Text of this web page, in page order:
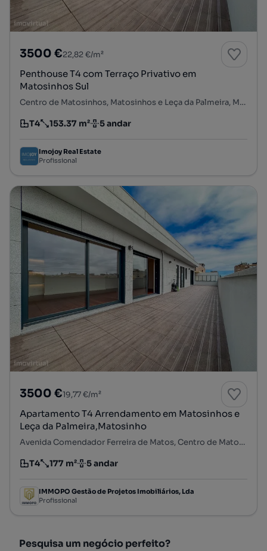
3500 €22,82 €/m²
Penthouse T4 com Terraço Privativo em
Matosinhos Sul
Centro de Matosinhos, Matosinhos e Leça da Palmeira, Matosinhos, Porto
Tipologia
T4
Preço por metro quadrado
153.37 m²
Andar 5 andar
Imojoy Real Estate
Profissional
3500 €19,77 €/m²
Apartamento T4 Arrendamento em Matosinhos e
Leça da Palmeira,Matosinho
Avenida Comendador Ferreira de Matos, Centro de Matosinhos, Matosinhos e Leça da Palmeira, Matosinhos, Porto
Tipologia
T4
Preço por metro quadrado
177 m²
Andar 5 andar
IMMOPO Gestão de Projetos Imobiliários, Lda
Profissional
Pesquisa um negócio perfeito?